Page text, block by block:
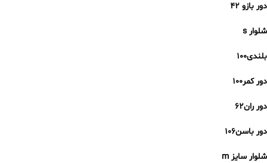
دور بازو ۴۲
شلوار s
بلندی۱۰۰
دور کمر۱۰۰
دور ران۶۲
دور باسن۱۰۶
شلوار سایز m